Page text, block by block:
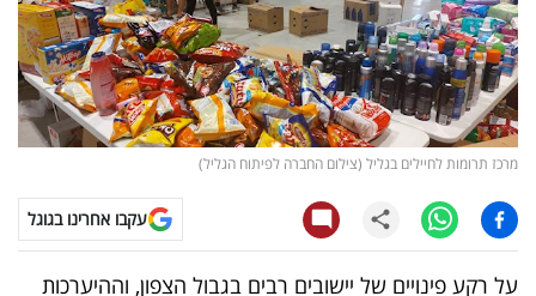
עסקית
קריפטו
ויראלי
עסקי
ספורט
מרכז תרומות לחיילים בגליל (צילום החברה לפיתוח הגליל)
עקבו אחרינו בגוגל
על רקע פינויים של יישובים רבים בגבול הצפון, וההיערכות